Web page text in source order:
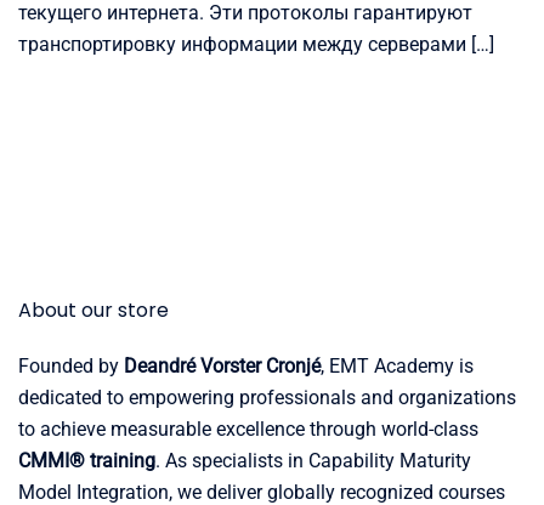
текущего интернета. Эти протоколы гарантируют
транспортировку информации между серверами […]
About our store
Founded by Deandré Vorster Cronjé, EMT Academy is
dedicated to empowering professionals and organizations
to achieve measurable excellence through world-class
CMMI® training. As specialists in Capability Maturity
Model Integration, we deliver globally recognized courses